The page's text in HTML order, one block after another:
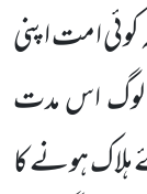
کوئی امت اپنی
لوگ اس مدت
ہونے کا